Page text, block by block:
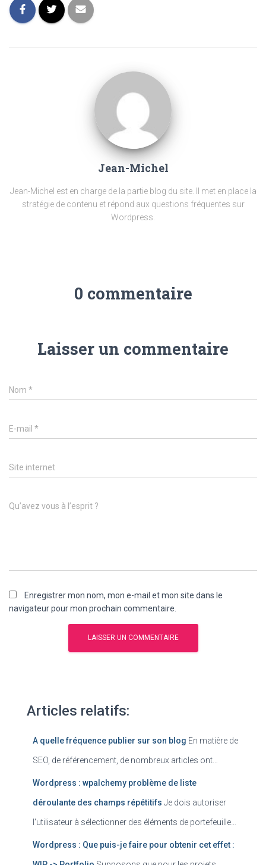
Jean-Michel
Jean-Michel est en charge de la partie blog du site. Il met en place la
stratégie de contenu et répond aux questions fréquentes sur
Wordpress.
0 commentaire
Laisser un commentaire
Nom *
E-mail *
Site internet
Qu’avez vous à l’esprit ?
Enregistrer mon nom, mon e-mail et mon site dans le
navigateur pour mon prochain commentaire.
Articles relatifs:
A quelle fréquence publier sur son blog En matière de
SEO, de référencement, de nombreux articles ont…
Wordpress : wpalchemy problème de liste
déroulante des champs répétitifs Je dois autoriser
l'utilisateur à sélectionner des éléments de portefeuille…
Wordpress : Que puis-je faire pour obtenir cet effet :